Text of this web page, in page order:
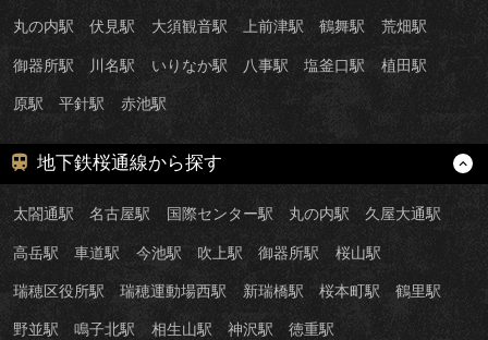
丸の内駅 伏見駅 大須観音駅 上前津駅 鶴舞駅 荒畑駅
御器所駅 川名駅 いりなか駅 八事駅 塩釜口駅 植田駅
原駅 平針駅 赤池駅
地下鉄桜通線から探す
太閤通駅 名古屋駅 国際センター駅 丸の内駅 久屋大通駅
高岳駅 車道駅 今池駅 吹上駅 御器所駅 桜山駅
瑞穂区役所駅 瑞穂運動場西駅 新瑞橋駅 桜本町駅 鶴里駅
野並駅 鳴子北駅 相生山駅 神沢駅 徳重駅